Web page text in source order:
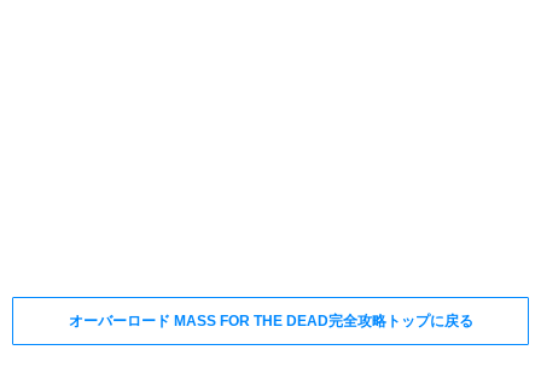
オーバーロード MASS FOR THE DEAD完全攻略トップに戻る